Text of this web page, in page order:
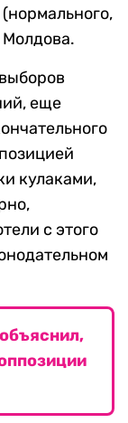
Молдова.
еще
кулаками,
с этого